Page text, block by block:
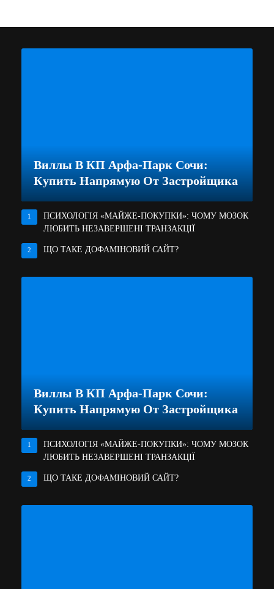
Виллы В КП Арфа-Парк Сочи:
Купить Напрямую От Застройщика
1
ПСИХОЛОГІЯ «МАЙЖЕ-ПОКУПКИ»: ЧОМУ МОЗОК
ЛЮБИТЬ НЕЗАВЕРШЕНІ ТРАНЗАКЦІЇ
2 ЩО ТАКЕ ДОФАМІНОВИЙ САЙТ?
Виллы В КП Арфа-Парк Сочи:
Купить Напрямую От Застройщика
1
ПСИХОЛОГІЯ «МАЙЖЕ-ПОКУПКИ»: ЧОМУ МОЗОК
ЛЮБИТЬ НЕЗАВЕРШЕНІ ТРАНЗАКЦІЇ
2 ЩО ТАКЕ ДОФАМІНОВИЙ САЙТ?